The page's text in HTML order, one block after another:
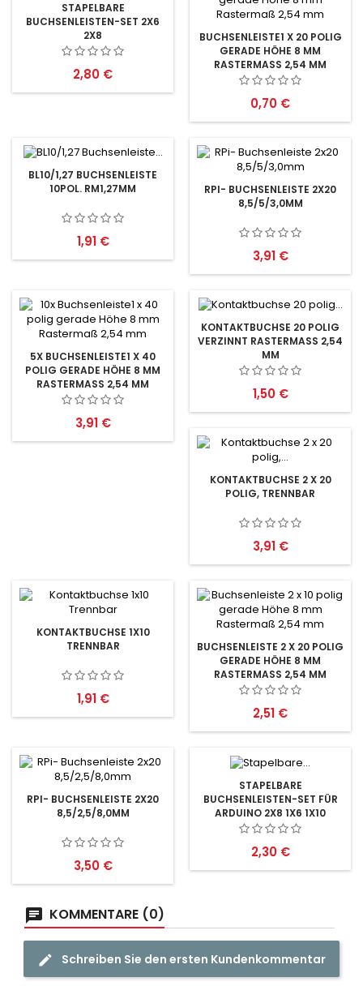
STAPELBARE
BUCHSENLEISTEN-SET 2X6
2X8
Preis
2,80 €
BUCHSENLEISTE1 X 20 POLIG
GERADE HÖHE 8 MM
RASTERMASS 2,54 MM
Preis
0,70 €
BL10/1,27 BUCHSENLEISTE
10POL. RM1,27MM
Preis
1,91 €
RPI- BUCHSENLEISTE 2X20
8,5/5/3,0MM
Preis
3,91 €
5X BUCHSENLEISTE1 X 40
POLIG GERADE HÖHE 8 MM
RASTERMASS 2,54 MM
Preis
3,91 €
KONTAKTBUCHSE 20 POLIG
VERZINNT RASTERMASS 2,54 M
M
Preis
1,50 €
KONTAKTBUCHSE 2 X 20
POLIG, TRENNBAR
Preis
3,91 €
KONTAKTBUCHSE 1X10
TRENNBAR
Preis
1,91 €
BUCHSENLEISTE 2 X 20 POLIG
GERADE HÖHE 8 MM
RASTERMASS 2,54 MM
Preis
2,51 €
RPI- BUCHSENLEISTE 2X20
8,5/2,5/8,0MM
Preis
3,50 €
STAPELBARE
BUCHSENLEISTEN-SET FÜR
ARDUINO 2X8 1X6 1X10
Preis
2,30 €
KOMMENTARE (0)
Schreiben Sie den ersten Kundenkommentar